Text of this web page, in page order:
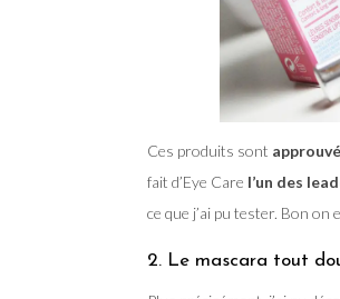
Ces produits sont
fait d’Eye Care l’un des
ce que j’ai pu tester. Bon on
2. Le mascara tout